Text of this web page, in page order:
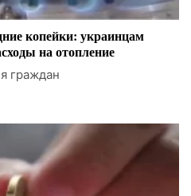
копейки: украинцам
на отопление
граждан